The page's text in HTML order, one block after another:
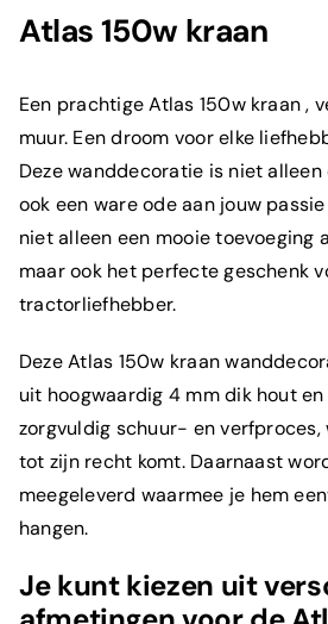
Atlas 150w kraan
Een prachtige Atlas 150wkraan,
muur. Een droom voor elke
Deze wanddecoratie is niet
ook een ware ode aan jouw
niet alleen een mooie toevoeging
maar ook het perfecte geschenk
tractorliefhebber.
Deze Atlas 150w kraan
uit hoogwaardig 4 mm dik hout
zorgvuldig schuur- en
tot zijn recht komt. Daarnaast
meegeleverd waarmee je hem
hangen.
Je kunt kiezen uit